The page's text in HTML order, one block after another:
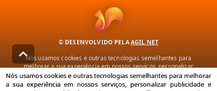
© DESENVOLVIDO PELAAGIL.NET
Nós usamos cookies e outras tecnologias semelhantes para
melhorar a sua experiência em nossos serviços, personalizar
publicidade e recomendar conteúdo de seu interesse. Ao utilizar
nossos serviços, você concorda com nossa política de privacidade e
Nós usamos cookies e outras tecnologias semelhantes para melhorar
a sua experiência em nossos serviços, personalizar publicidade e